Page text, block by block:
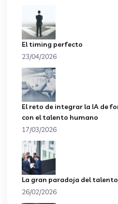
El timing perfecto
23/04/2026
El reto de integrar la IA de
con el talento humano
17/03/2026
La gran paradoja del
26/02/2026